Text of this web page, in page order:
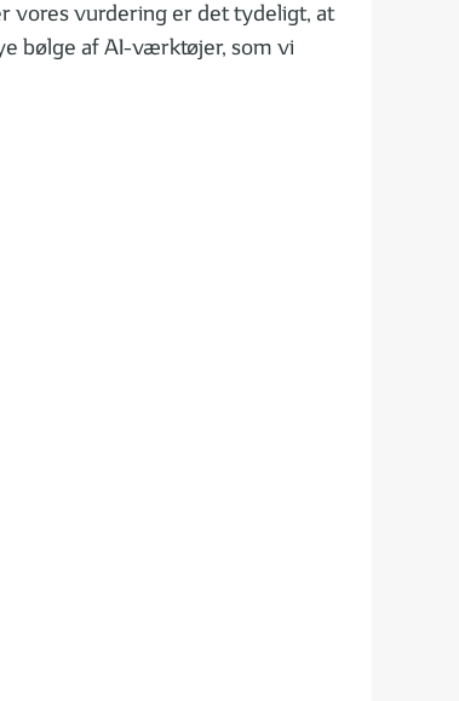
vores vurdering er det tydeligt, at
bølge af AI-værktøjer, som vi